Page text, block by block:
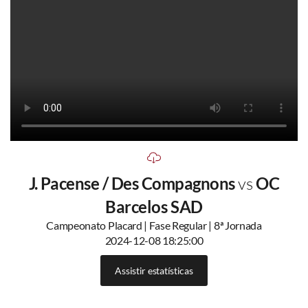
J. Pacense / Des CompagnonsvsOC
Barcelos SAD
Campeonato Placard | Fase Regular | 8ª Jornada
2024-12-08 18:25:00
Assistir estatísticas